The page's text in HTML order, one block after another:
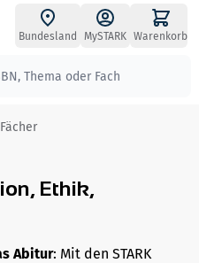
Bundesland MySTARK Warenkorb
Fächer
Ethik,
Abitur: Mit den STARK